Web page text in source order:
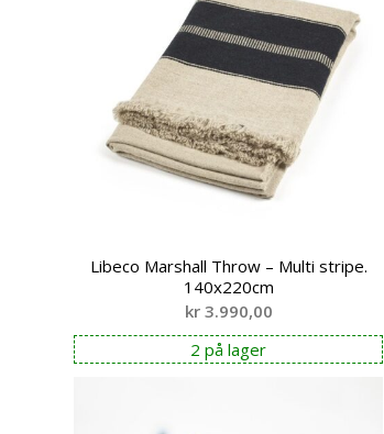
Libeco Marshall Throw – Multi stripe.
140x220cm
kr3.990,00
2 på lager